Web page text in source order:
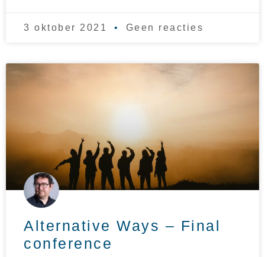
3 oktober 2021 Geen reacties
Alternative Ways – Final
conference